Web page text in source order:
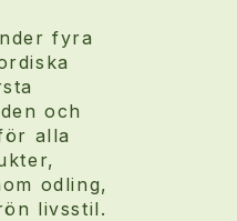
fyra
och
alla
odling,
livsstil.